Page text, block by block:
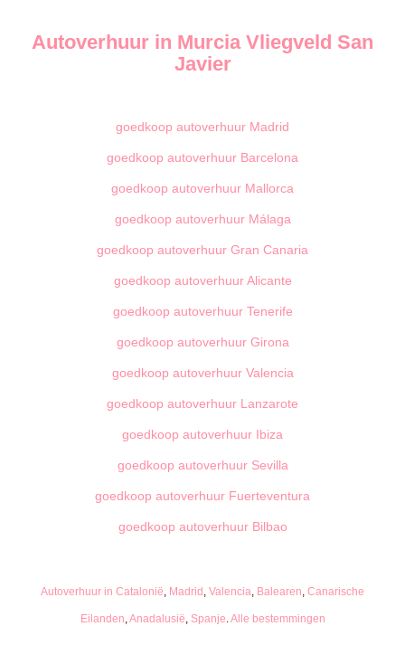
Autoverhuur in Murcia Vliegveld San
Javier
goedkoop autoverhuur Madrid
goedkoop autoverhuur Barcelona
goedkoop autoverhuur Mallorca
goedkoop autoverhuur Málaga
goedkoop autoverhuur Gran Canaria
goedkoop autoverhuur Alicante
goedkoop autoverhuur Tenerife
goedkoop autoverhuur Girona
goedkoop autoverhuur Valencia
goedkoop autoverhuur Lanzarote
goedkoop autoverhuur Ibiza
goedkoop autoverhuur Sevilla
goedkoop autoverhuur Fuerteventura
goedkoop autoverhuur Bilbao
Autoverhuur in Catalonië, Madrid , Valencia, Balearen, Canarische
Eilanden,Anadalusië, Spanje.Alle bestemmingen